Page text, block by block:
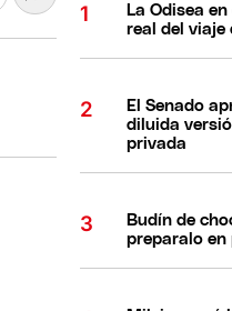
La Odisea
real del viaje
El Senado
diluida
privada
Budín de
preparalo